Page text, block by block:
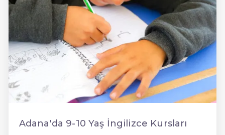
5 Günde İngilizce
İngilizce
Dil Eğitimi
En Hızlı İngilizce
En Kolay İngilizce
En Ucuz İngilizce
Adana'da 9-10 Yaş İngilizce Kursları